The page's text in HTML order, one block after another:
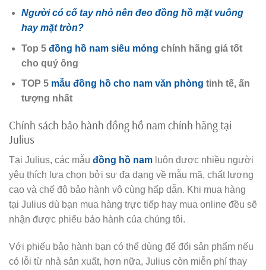
Người có cổ tay nhỏ nên đeo đồng hồ mặt vuông
hay mặt tròn?
Top 5 đồng hồ nam siêu mỏng chính hãng giá tốt
cho quý ông
TOP 5 mẫu đồng hồ cho nam văn phòng tinh tế, ấn
tượng nhất
Chính sách bảo hành đồng hồ nam chính hãng tại
Julius
Tại Julius, các mẫu đồng hồ nam luôn được nhiều người
yêu thích lựa chọn bởi sự đa dạng về mẫu mã, chất lượng
cao và chế độ bảo hành vô cùng hấp dẫn. Khi mua hàng
tại Julius dù bạn mua hàng trực tiếp hay mua online đều sẽ
nhận được phiếu bảo hành của chúng tôi.
Với phiếu bảo hành bạn có thể dùng để đổi sản phẩm nếu
có lỗi từ nhà sản xuất, hơn nữa, Julius còn miễn phí thay